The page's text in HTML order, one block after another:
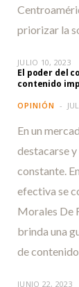
priorizar la
JULIO 10, 2023
El poder del
contenido
OPINIÓN
En un
destacarse
constante.
efectiva se
Morales De
brinda una
de
JUNIO 22, 2023